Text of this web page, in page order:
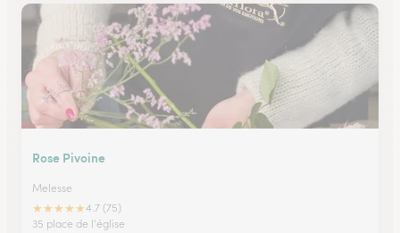
Rose Pivoine
Melesse
★★★★★4.7 (75)
35 place de l'église